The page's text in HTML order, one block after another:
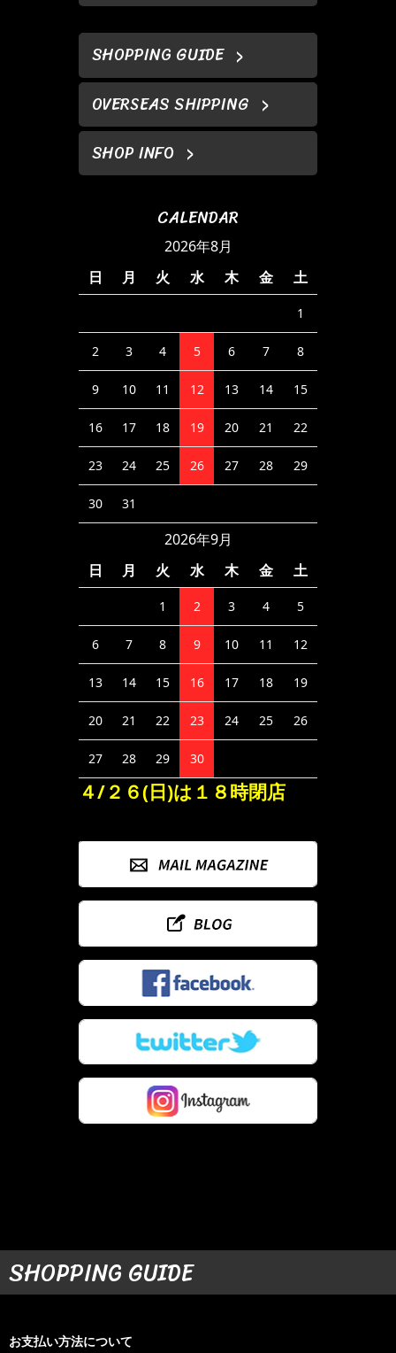
SHOPPING GUIDE
OVERSEAS SHIPPING
SHOP INFO
CALENDAR
2026年8月
日
月 火 水 木 金 土
1
2 3 4 5 6 7 8
9 10 11 12 13 14 15
16 17 18 19 20 21 22
23 24 25 26 27 28 29
30 31
2026年9月
日
月 火 水 木 金 土
1 2 3 4 5
6 7 8 9 10 11 12
13 14 15 16 17 18 19
20 21 22 23 24 25 26
27 28 29 30
４/２６(日)は１８時閉店
SHOPPING GUIDE
お支払い方法について